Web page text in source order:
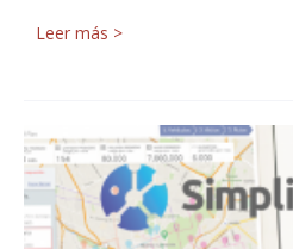
Leer más >